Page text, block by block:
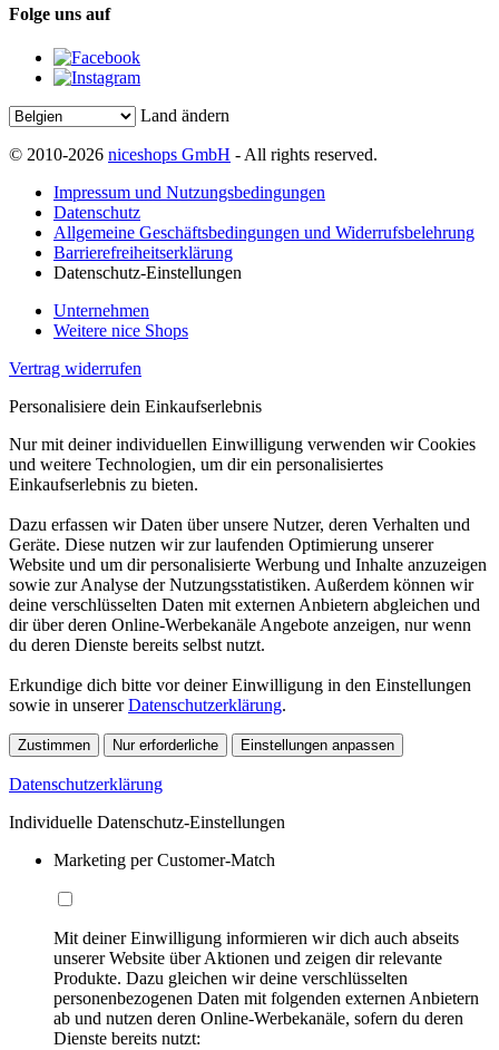
Folge uns auf
Land ändern
© 2010-2026 niceshops GmbH - All rights reserved.
Impressum und Nutzungsbedingungen
Datenschutz
Allgemeine Geschäftsbedingungen und Widerrufsbelehrung
Barrierefreiheitserklärung
Datenschutz-Einstellungen
Unternehmen
Weitere nice Shops
Vertrag widerrufen
Personalisiere dein Einkaufserlebnis
Nur mit deiner individuellen Einwilligung verwenden wir Cookies
und weitere Technologien, um dir ein personalisiertes
Einkaufserlebnis zu bieten.
Dazu erfassen wir Daten über unsere Nutzer, deren Verhalten und
Geräte. Diese nutzen wir zur laufenden Optimierung unserer
Website und um dir personalisierte Werbung und Inhalte anzuzeigen
sowie zur Analyse der Nutzungsstatistiken. Außerdem können wir
deine verschlüsselten Daten mit externen Anbietern abgleichen und
dir über deren Online-Werbekanäle Angebote anzeigen, nur wenn
du deren Dienste bereits selbst nutzt.
Erkundige dich bitte vor deiner Einwilligung in den Einstellungen
sowie in unsererDatenschutzerklärung.
Zustimmen Nur erforderliche Einstellungen anpassen
Datenschutzerklärung
Individuelle Datenschutz-Einstellungen
Marketing per Customer-Match
Mit deiner Einwilligung informieren wir dich auch abseits
unserer Website über Aktionen und zeigen dir relevante
Produkte. Dazu gleichen wir deine verschlüsselten
personenbezogenen Daten mit folgenden externen Anbietern
ab und nutzen deren Online-Werbekanäle, sofern du deren
Dienste bereits nutzt: